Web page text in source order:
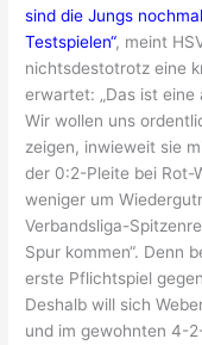
sind die Jungs
Testspielen“, meint
nichtsdestotrotz eine
erwartet: „Das ist
Wir wollen uns
zeigen, inwieweit sie
der 0:2-Pleite bei Rot-
weniger um
Verbandsliga-
Spur kommen“. Denn
erste Pflichtspiel
Deshalb will sich
und im gewohnten 4-